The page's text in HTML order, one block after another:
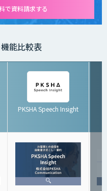
で資料請求する
能比較表
PKSHA Speech Insight